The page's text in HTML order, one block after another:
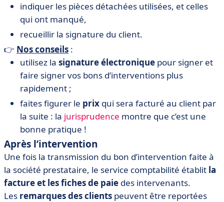
indiquer les pièces détachées utilisées, et celles
qui ont manqué,
recueillir la signature du client.
👉 Nos conseils :
utilisez la signature électronique pour signer et
faire signer vos bons d’interventions plus
rapidement ;
faites figurer le prix qui sera facturé au client par
la suite : la jurisprudence montre que c’est une
bonne pratique !
Après l’intervention
Une fois la transmission du bon d’intervention faite à
la société prestataire, le service comptabilité établit la
facture et les fiches de paie des intervenants.
Les remarques des clients peuvent être reportées